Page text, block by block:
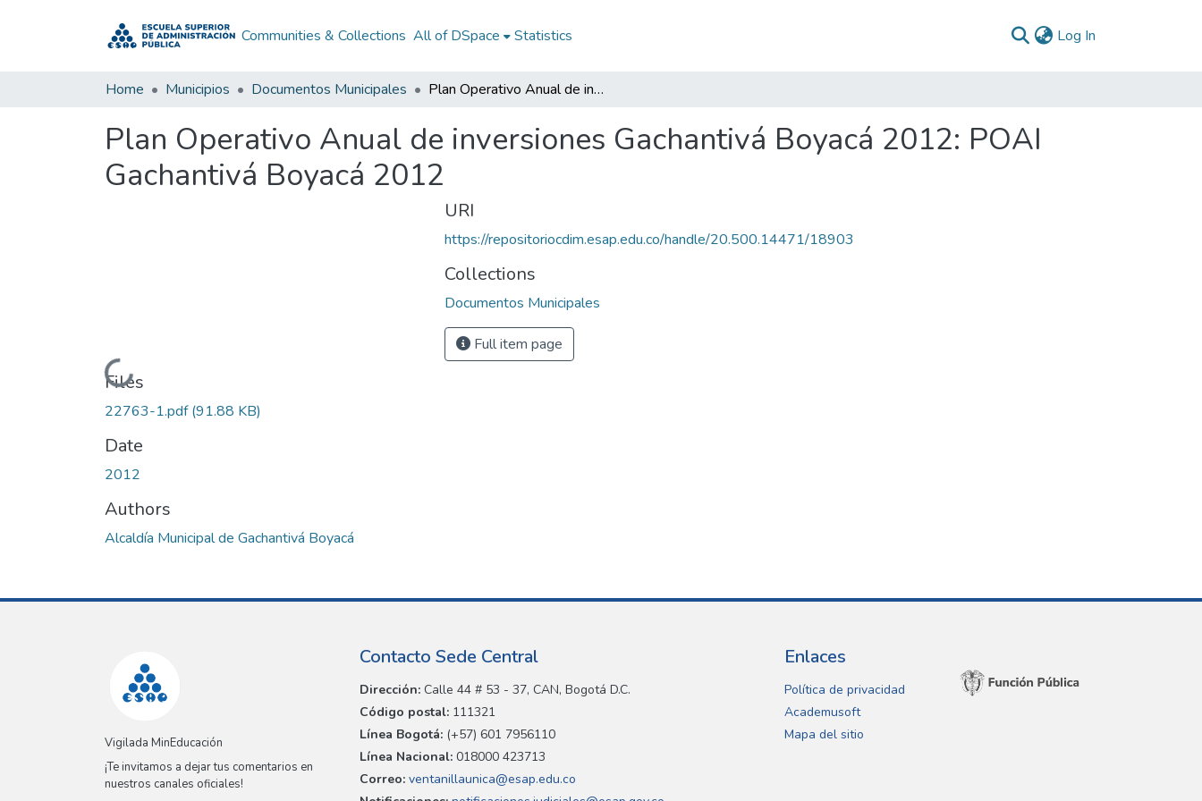
Communities & Collections All of DSpace Statistics Log In
Home Municipios Documentos Municipales Plan Operativo Anual de inversiones Gachantivá Boyacá 2012: POAI Gachantivá Boyacá 2012
Plan Operativo Anual de inversiones Gachantivá Boyacá 2012: POAI
Gachantivá Boyacá 2012
Loading...
Files
22763-1.pdf(91.88 KB)
Date
2012
Authors
Alcaldía Municipal de Gachantivá Boyacá
URI
https://repositoriocdim.esap.edu.co/handle/20.500.14471/18903
Collections
Documentos Municipales
Full item page
Vigilada MinEducación
¡Te invitamos a dejar tus comentarios en
nuestros canales oficiales!
Contacto Sede Central
Dirección: Calle 44 # 53 - 37, CAN, Bogotá D.C.
Código postal: 111321
Línea Bogotá: (+57) 601 7956110
Línea Nacional: 018000 423713
Correo: ventanillaunica@esap.edu.co
Enlaces
Política de privacidad
Academusoft
Mapa del sitio